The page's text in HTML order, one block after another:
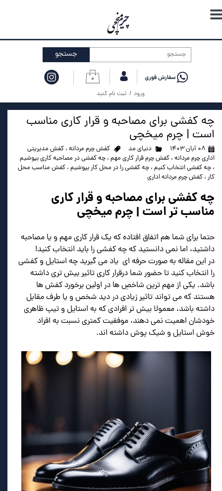
۰
ورود / ثبت نام کنید
حساب کاربری من
تغییر گذر واژه
خروج از حساب کاربری
جستجو
چه کفشی برای مصاحبه و قرار کاری مناسب
است | چرم میخچی
۰۸ آبان ۱۴۰۳ دنیای مد کفش چرم مردانه ، کفش مدیریتی
اداری چرم مردانه ، کفش چرم قرار کاری مهم ، چه کفشی در مصاحبه کاری بپوشیم
، چه کفشی انتخاب کنیم ، چه کفشی را در محل کار بپوشیم ، کفش مناسب محل
کار ، کفش چرم مردانه اداری
چه کفشی برای مصاحبه و قرار کاری
مناسب تر است | چرم میخچی
حتما برای شما هم اتفاق افتاده که یک قرار کاری مهم و یا مصاحبه
داشتید، اما نمی دانستید که چه کفشی را باید انتخاب کنید!
در این مقاله به صورت حرفه ای یاد می گیرید چه استایل و کفشی
را انتخاب کنید تا حضور شما درقرار کاری تاثیر بیش تری داشته
باشد. یکی از مهم ترین شاخصِ ها در اولین برخورد کفش ها
هستند که می تواند تاثیر زیادی در دید شخص و یا طرف مقابل
داشته باشد، معمولا بیش تر افرادی که به استایل و تیپ ظاهری
خودشان اهمیت نمی دهند، موفقیت کمتری نسبت به افراد
خوش استایل و شیک پوش داشته اند.